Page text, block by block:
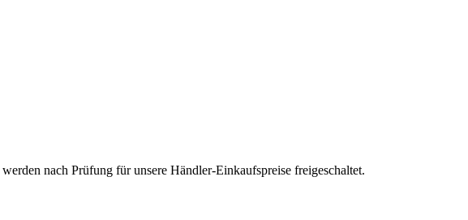
nach Prüfung für unsere Händler-Einkaufspreise freigeschaltet.